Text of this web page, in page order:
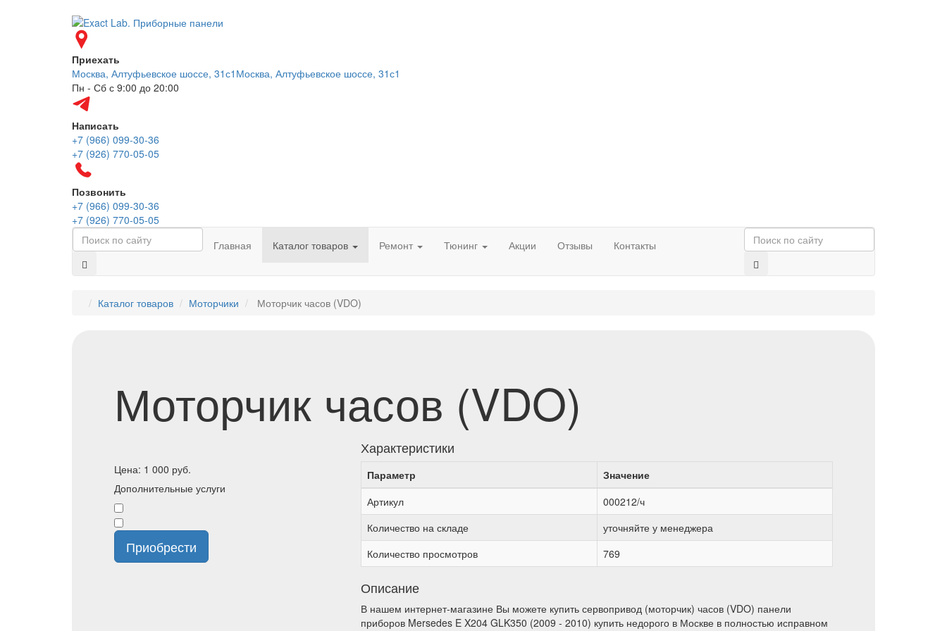
Приехать
Москва, Алтуфьевское шоссе, 31с1 Москва, Алтуфьевское шоссе, 31с1
Пн - Сб с 9:00 до 20:00
Написать
+7 (966) 099-30-36
+7 (926) 770-05-05
Позвонить
+7 (966) 099-30-36
+7 (926) 770-05-05
Главная
Каталог товаров Ремонт Тюнинг Акции Отзывы Контакты
Каталог товаров Моторчики Моторчик часов (VDO)
Моторчик часов (VDO)
Цена: 1 000 руб.
Дополнительные услуги
Приобрести
Характеристики
Параметр
Значение
Артикул
000212/ч
Количество на складе
уточняйте у менеджера
Количество просмотров
769
Описание
В нашем интернет-магазине Вы можете купить сервопривод (моторчик) часов (VDO) панели
приборов Mersedes E X204 GLK350 (2009 - 2010) купить недорого в Москве в полностью исправном